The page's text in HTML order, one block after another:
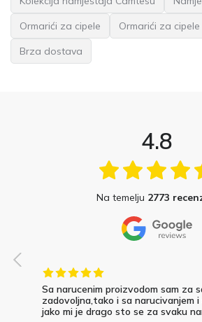
Ormarići za cipele
Ormarići za
Brza dostava
4.8
Na temelju 2773
Sa narucenim proizvodom sam za
zadovoljna,tako i sa narucivanjem
jako mi je drago sto se za svaku